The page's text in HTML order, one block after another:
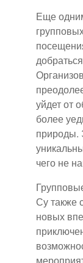
Еще
уйдет от
более
природы.
чего не
Су также
новых